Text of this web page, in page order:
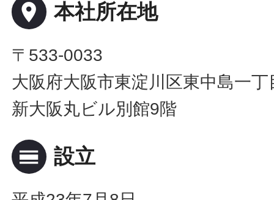
place 本社所在地
〒533-0033
大阪府大阪市東淀川区東中島一
新大阪丸ビル別館9階
calendar_view_day 設立